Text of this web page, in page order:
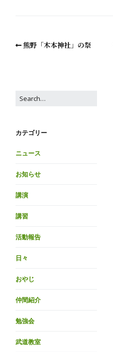
熊野「木本神社」の祭
カテゴリー
ニュース
お知らせ
講演
講習
活動報告
日々
おやじ
仲間紹介
勉強会
武道教室